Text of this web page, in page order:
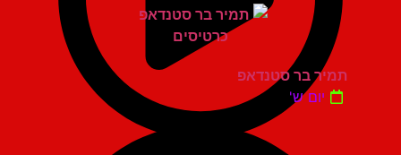
תמיר בר סטנדאפ
יום ש'